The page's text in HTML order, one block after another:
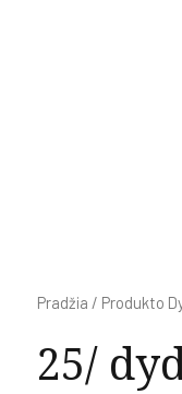
Pradžia / Produkto
25/